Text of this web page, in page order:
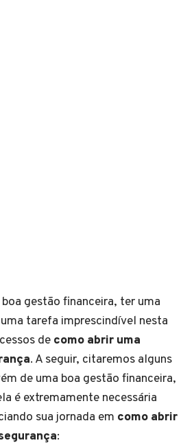
gestão financeira, ter uma
tarefa imprescindível nesta
de como abrir uma
. A seguir, citaremos alguns
de uma boa gestão financeira,
é extremamente necessária
sua jornada em como abrir
: